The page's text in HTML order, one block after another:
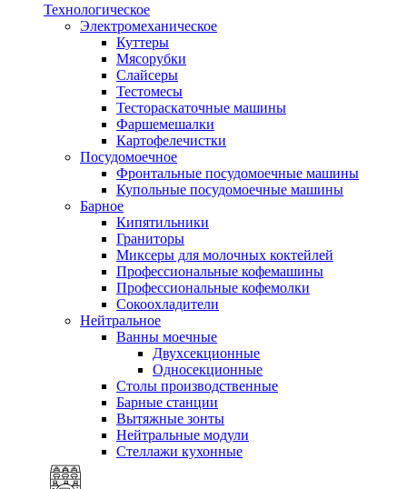
Технологическое
Электромеханическое
Куттеры
Мясорубки
Слайсеры
Тестомесы
Тестораскаточные машины
Фаршемешалки
Картофелечистки
Посудомоечное
Фронтальные посудомоечные машины
Купольные посудомоечные машины
Барное
Кипятильники
Граниторы
Миксеры для молочных коктейлей
Профессиональные кофемашины
Профессиональные кофемолки
Сокоохладители
Нейтральное
Ванны моечные
Двухсекционные
Односекционные
Столы производственные
Барные станции
Вытяжные зонты
Нейтральные модули
Стеллажи кухонные